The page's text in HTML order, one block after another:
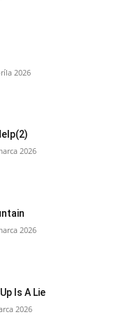
2026
2026
2026
Is A Lie
2026